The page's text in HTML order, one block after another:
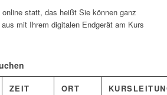
statt, das heißt Sie können ganz
mit Ihrem digitalen Endgerät am Kurs
ZEIT ORT